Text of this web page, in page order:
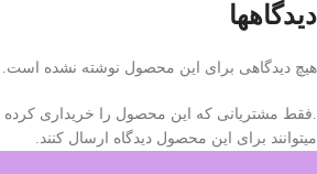
دیدگاهها
هیچ دیدگاهی برای این محصول نوشته نشده است.
.فقط مشتریانی که این محصول را خریداری کرده
میتوانند برای این محصول دیدگاه ارسال کنند.